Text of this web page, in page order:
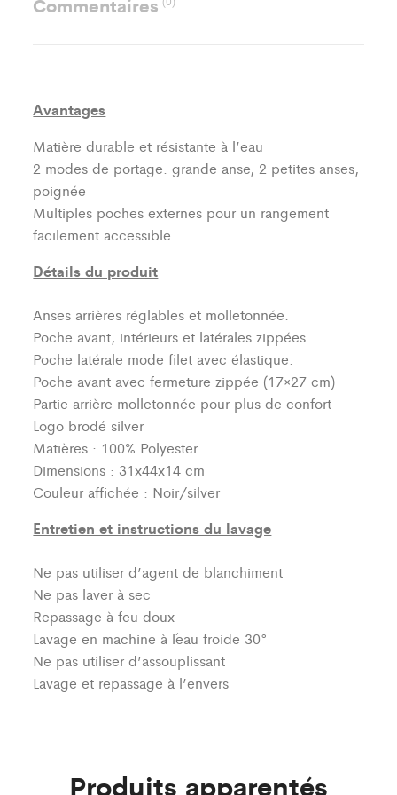
Avantages
Matière durable et résistante à l’eau
2 modes de portage: grande anse, 2 petites anses,
poignée
Multiples poches externes pour un rangement
facilement accessible
Détails du produit
Anses arrières réglables et molletonnée.
Poche avant, intérieurs et latérales zippées
Poche latérale mode filet avec élastique.
Poche avant avec fermeture zippée (17×27 cm)
Partie arrière molletonnée pour plus de confort
Logo brodé silver
Matières : 100% Polyester
Dimensions : 31x44x14 cm
Couleur affichée : Noir/silver
Entretien et instructions du lavage
Ne pas utiliser d’agent de blanchiment
Ne pas laver à sec
Repassage à feu doux
Lavage en machine à l´eau froide 30°
Ne pas utiliser d’assouplissant
Lavage et repassage à l’envers
Produits apparentés